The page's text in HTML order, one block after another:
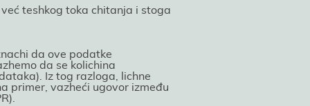
teshkog toka chitanja i stoga
da ove podatke
da se kolichina
Iz tog razloga, lichne
primer, vazheći ugovor između